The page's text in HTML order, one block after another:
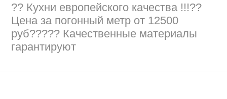
?? Кухни европейского качества !!!??
Цена за погонный метр от 12500
руб????? Качественные материалы
гарантируют